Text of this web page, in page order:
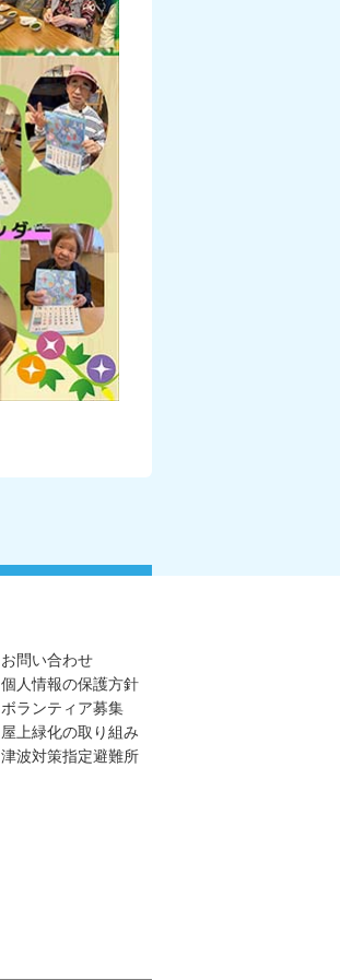
お問い合わせ
個人情報の保護方針
ボランティア募集
屋上緑化の取り組み
津波対策指定避難所